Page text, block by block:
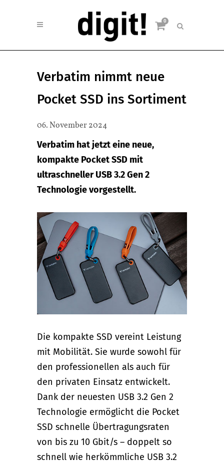
0
Verbatim nimmt neue
Pocket SSD ins Sortiment
06. November 2024
Verbatim hat jetzt eine neue,
kompakte Pocket SSD mit
ultraschneller USB 3.2 Gen 2
Technologie vorgestellt.
Die kompakte SSD vereint Leistung
mit Mobilität. Sie wurde sowohl für
den professionellen als auch für
den privaten Einsatz entwickelt.
Dank der neuesten USB 3.2 Gen 2
Technologie ermöglicht die Pocket
SSD schnelle Übertragungsraten
von bis zu 10 Gbit/s – doppelt so
schnell wie herkömmliche USB 3.2